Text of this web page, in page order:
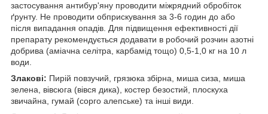
застосування антибур'яну проводити міжрядний обробіток
ґрунту. Не проводити обприскування за 3-6 годин до або
після випадання опадів. Для підвищення ефективності дії
препарату рекомендується додавати в робочий розчин азотні
добрива (аміачна селітра, карбамід тощо) 0,5-1,0 кг на 10 л
води.
Злакові: Пирій повзучий, грязюка збірна, миша сиза, миша
зелена, вівсюга (вівся дика), костер безостий, плоскуха
звичайна, гумай (сорго алепське) та інші види.